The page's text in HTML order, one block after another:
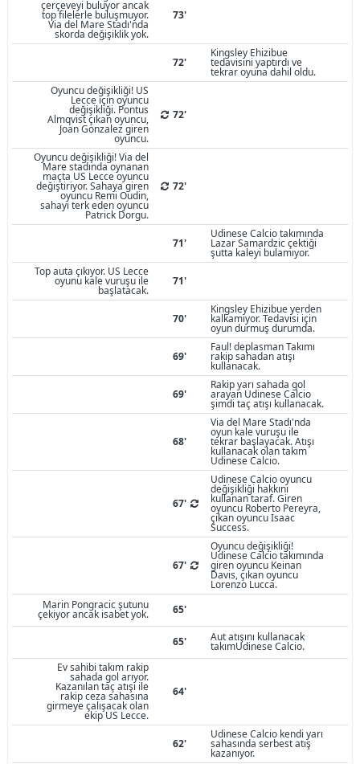
çerçeveyi buluyor ancak
top filelerle buluşmuyor.
Via del Mare Stadı'nda
skorda değişiklik yok.
73'
72'
Kingsley Ehizibue
tedavisini yaptırdı ve
tekrar oyuna dahil oldu.
Oyuncu değişikliği! US
Lecce için oyuncu
değişikliği. Pontus
Almqvist çıkan oyuncu,
Joan Gonzalez giren
oyuncu.
72'
Oyuncu değişikliği! Via del
Mare stadında oynanan
maçta US Lecce oyuncu
değiştiriyor. Sahaya giren
oyuncu Remi Oudin,
sahayı terk eden oyuncu
Patrick Dorgu.
72'
71'
Udinese Calcio takımında
Lazar Samardzic çektiği
şutta kaleyi bulamıyor.
Top auta çıkıyor. US Lecce
oyunu kale vuruşu ile
başlatacak.
71'
70'
Kingsley Ehizibue yerden
kalkamıyor. Tedavisi için
oyun durmuş durumda.
69'
Faul! deplasman Takımı
rakip sahadan atışı
kullanacak.
69'
Rakip yarı sahada gol
arayan Udinese Calcio
şimdi taç atışı kullanacak.
68'
Via del Mare Stadı'nda
oyun kale vuruşu ile
tekrar başlayacak. Atışı
kullanacak olan takım
Udinese Calcio.
67'
Udinese Calcio oyuncu
değişikliği hakkını
kullanan taraf. Giren
oyuncu Roberto Pereyra,
çıkan oyuncu Isaac
Success.
67'
Oyuncu değişikliği!
Udinese Calcio takımında
giren oyuncu Keinan
Davis, çıkan oyuncu
Lorenzo Lucca.
Marin Pongracic şutunu
çekiyor ancak isabet yok. 65'
65' Aut atışını kullanacak
takımUdinese Calcio.
Ev sahibi takım rakip
sahada gol arıyor.
Kazanılan taç atışı ile
rakip ceza sahasına
girmeye çalışacak olan
ekip US Lecce.
64'
62'
Udinese Calcio kendi yarı
sahasında serbest atış
kazanıyor.